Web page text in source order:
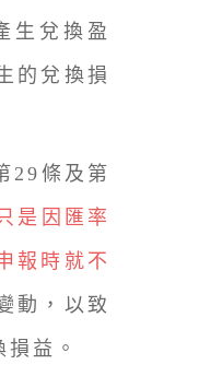
生兌換盈
的兌換損
29條及第
是因匯率
報時就不
動，以致
益。